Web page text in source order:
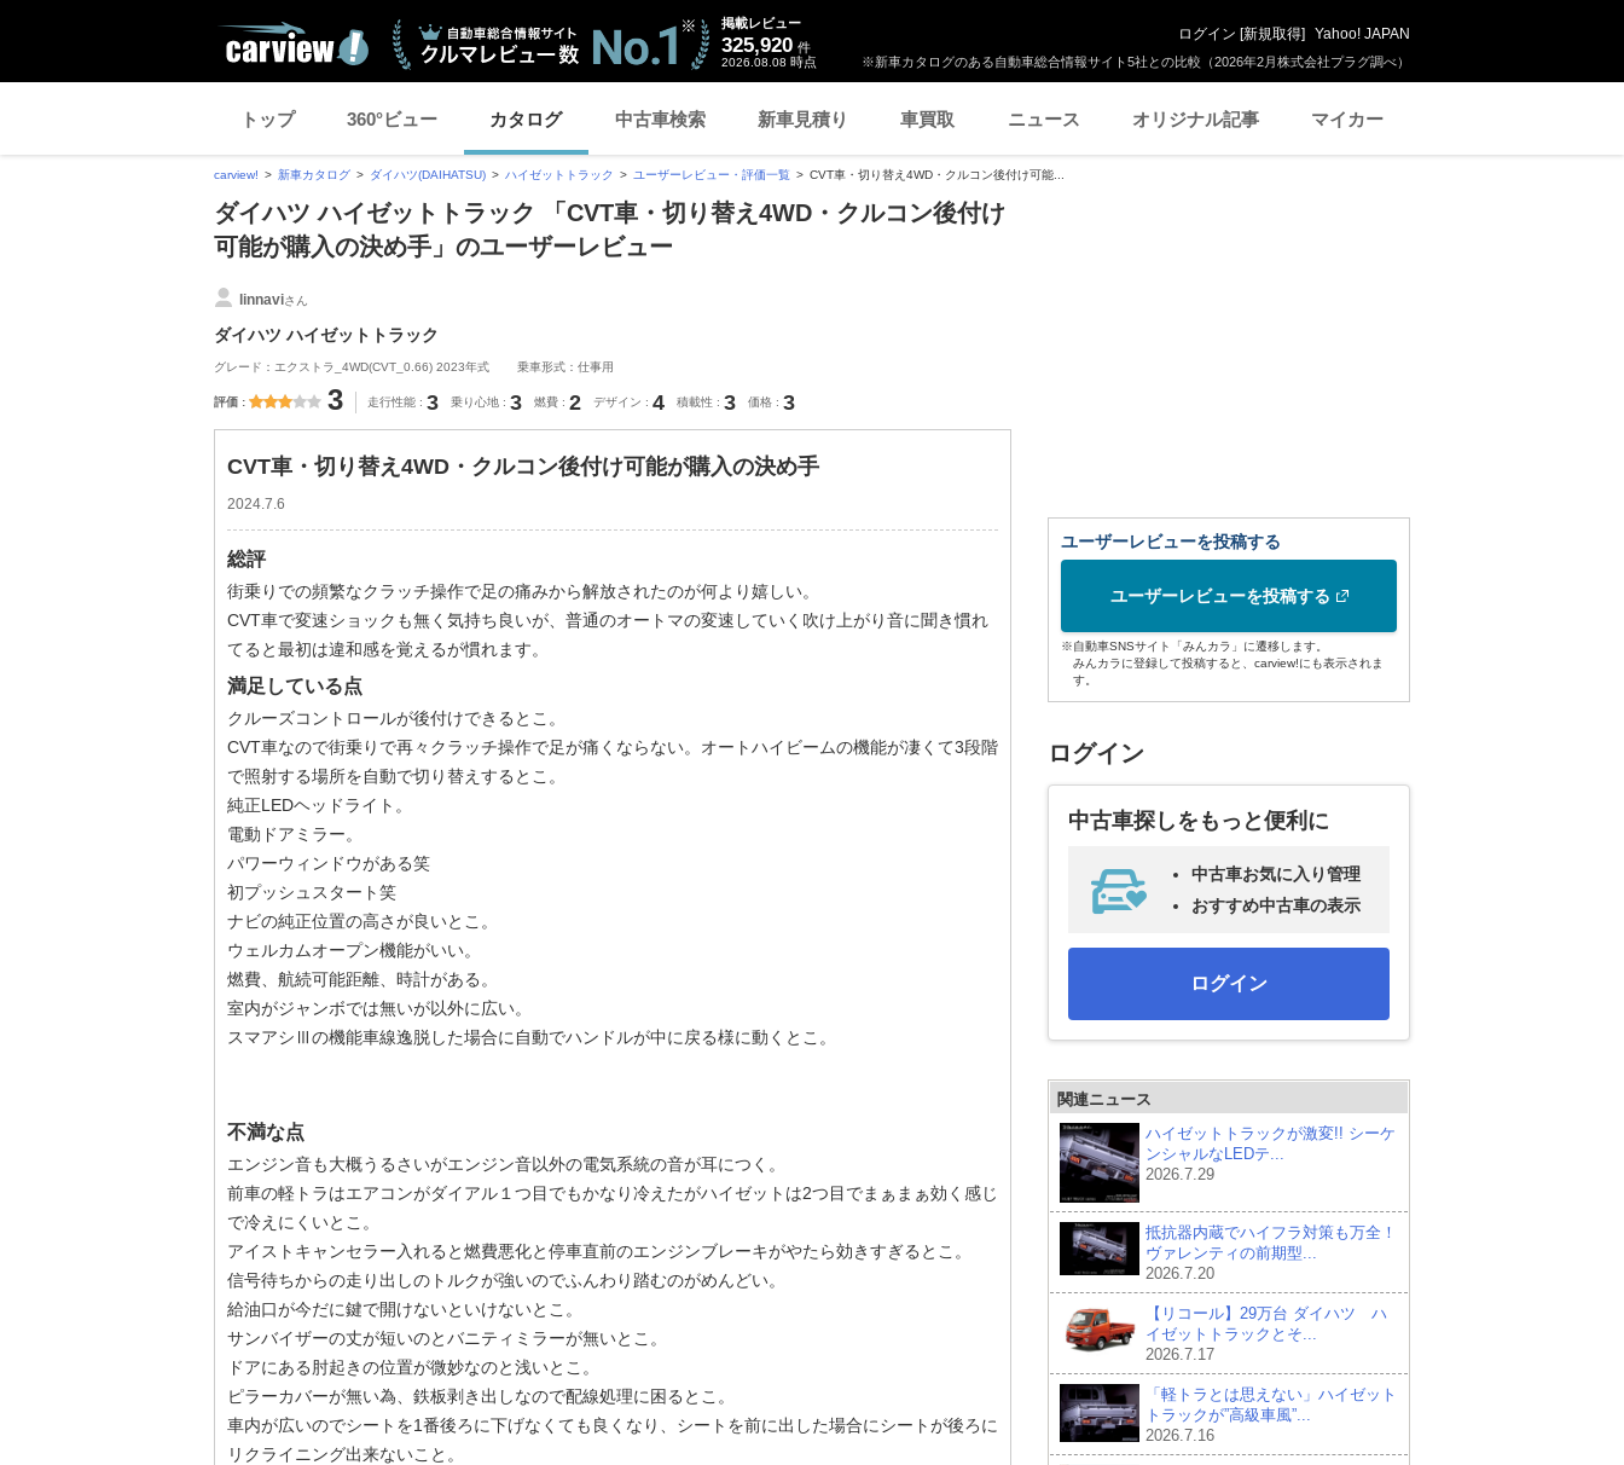
※新車カタログのある自動車総合情報サイト5社との比較（2026年2月株式会社プラグ調べ）
掲載レビュー
325,920 件
2026.08.08 時点
ログイン [新規取得] Yahoo! JAPAN
トップ 360°ビュー カタログ 中古車検索 新車見積り 車買取 ニュース オリジナル記事 マイカー
carview! 新車カタログ ダイハツ(DAIHATSU) ハイゼットトラック ユーザーレビュー・評価一覧 CVT車・切り替え4WD・クルコン後付け可能...
ダイハツ ハイゼットトラック 「CVT車・切り替え4WD・クルコン後付け
可能が購入の決め手」のユーザーレビュー
linnaviさん
ダイハツ ハイゼットトラック
グレード：エクストラ_4WD(CVT_0.66) 2023年式 乗車形式：仕事用
評価 3 走行性能 3 乗り心地 3 燃費 2 デザイン 4 積載性 3 価格 3
CVT車・切り替え4WD・クルコン後付け可能が購入の決め手
2024.7.6
総評
街乗りでの頻繁なクラッチ操作で足の痛みから解放されたのが何より嬉しい。
CVT車で変速ショックも無く気持ち良いが、普通のオートマの変速していく吹け上がり音に聞き慣れ
てると最初は違和感を覚えるが慣れます。
満足している点
クルーズコントロールが後付けできるとこ。
CVT車なので街乗りで再々クラッチ操作で足が痛くならない。オートハイビームの機能が凄くて3段階
で照射する場所を自動で切り替えするとこ。
純正LEDヘッドライト。
電動ドアミラー。
パワーウィンドウがある笑
初プッシュスタート笑
ナビの純正位置の高さが良いとこ。
ウェルカムオープン機能がいい。
燃費、航続可能距離、時計がある。
室内がジャンボでは無いが以外に広い。
スマアシⅢの機能車線逸脱した場合に自動でハンドルが中に戻る様に動くとこ。
不満な点
エンジン音も大概うるさいがエンジン音以外の電気系統の音が耳につく。
前車の軽トラはエアコンがダイアル１つ目でもかなり冷えたがハイゼットは2つ目でまぁまぁ効く感じ
で冷えにくいとこ。
アイストキャンセラー入れると燃費悪化と停車直前のエンジンブレーキがやたら効きすぎるとこ。
信号待ちからの走り出しのトルクが強いのでふんわり踏むのがめんどい。
給油口が今だに鍵で開けないといけないとこ。
サンバイザーの丈が短いのとバニティミラーが無いとこ。
ドアにある肘起きの位置が微妙なのと浅いとこ。
ピラーカバーが無い為、鉄板剥き出しなので配線処理に困るとこ。
車内が広いのでシートを1番後ろに下げなくても良くなり、シートを前に出した場合にシートが後ろに
リクライニング出来ないこと。
ユーザーレビューを投稿する
ユーザーレビューを投稿する
※自動車SNSサイト「みんカラ」に遷移します。
みんカラに登録して投稿すると、carview!にも表示されま
す。
ログイン
中古車探しをもっと便利に
中古車お気に入り管理
おすすめ中古車の表示
ログイン
関連ニュース
ハイゼットトラックが激変!! シーケ
ンシャルなLEDテ...
2026.7.29
抵抗器内蔵でハイフラ対策も万全！
ヴァレンティの前期型...
2026.7.20
【リコール】29万台 ダイハツ ハ
イゼットトラックとそ...
2026.7.17
「軽トラとは思えない」ハイゼット
トラックが”高級車風”...
2026.7.16